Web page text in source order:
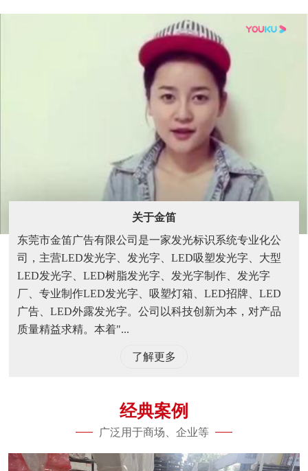
关于金笛
东莞市金笛广告有限公司是一家发光标识系统专业化公
司，主营LED发光字、发光字、LED吸塑发光字、大型
LED发光字、LED树脂发光字、发光字制作、发光字
厂、专业制作LED发光字、吸塑灯箱、LED招牌、LED
广告、LED外露发光字。公司以科技创新为本，对产品
质量精益求精。本着"...
了解更多
经典案例
广泛用于商场、企业等